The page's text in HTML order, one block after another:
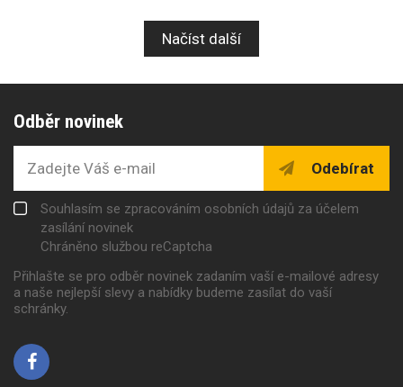
Načíst další
Odběr novinek
Odebírat
Souhlasím se zpracováním osobních údajů za účelem
zasílání novinek
Chráněno službou reCaptcha
Přihlašte se pro odběr novinek zadaním vaší e-mailové adresy
a naše nejlepší slevy a nabídky budeme zasílat do vaší
schránky.